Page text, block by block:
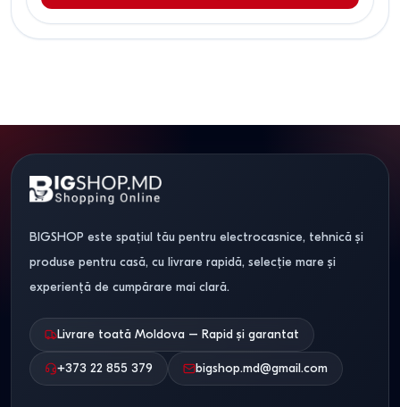
BIGSHOP este spațiul tău pentru electrocasnice, tehnică și
produse pentru casă, cu livrare rapidă, selecție mare și
experiență de cumpărare mai clară.
Livrare toată Moldova – Rapid și garantat
+373 22 855 379 bigshop.md@gmail.com